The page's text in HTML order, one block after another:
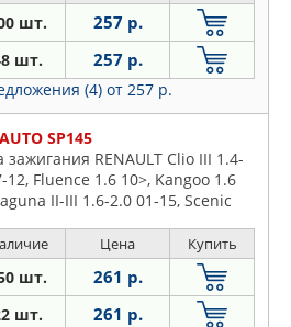
шт. 257 р.
шт. 257 р.
(4) от 257 р.
SP145
зажигания RENAULT Clio III 1.4-
12, Fluence 1.6 10>, Kangoo 1.6
II-III 1.6-2.0 01-15, Scenic
2.0 03-09, Passat 2.0 05-10,
III 2.0 06-15, Golf V 2.0 04-08,
Primera(P11) 1.6 98
Цена Купить
шт. 261 р.
шт. 261 р.